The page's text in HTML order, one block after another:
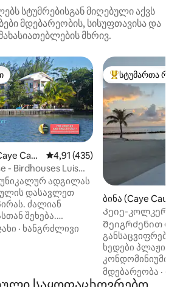
სტუმრებისგან მიღებული აქვს
მდებარეობის, სისუფთავისა და
მხრივ.
Caul
საშუალო შეფასებაა 5‑დან
4,91 (435)
- Birdhouses Luis
უნიკალურ ადგილას
დასავლეთ
ძალიან
შეხება.
ფრინველების
· ხანგრძლივი
სტუმართა
სტუმართა
ბინა (Caye
Კეიე-კოლკერის
კონდომინიუმი
Შეიგრძენით
ხედები
კონდომინიუმი
მდებარეობა ·